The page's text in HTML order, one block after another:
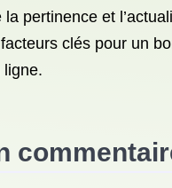
la pertinence et
clés pour un
ligne.